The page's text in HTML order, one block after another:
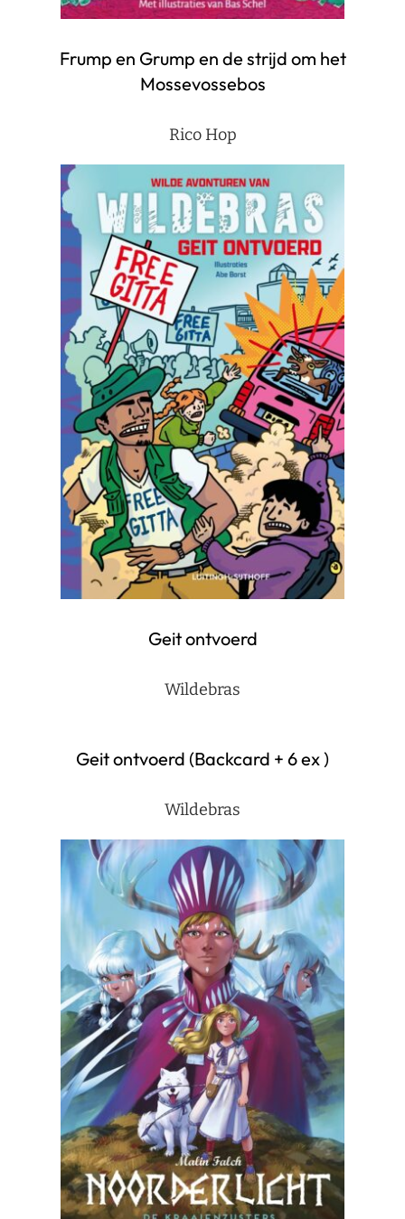
Frump en Grump en de strijd om het
Mossevossebos
Rico Hop
Geit ontvoerd
Wildebras
Geit ontvoerd (Backcard + 6 ex )
Wildebras